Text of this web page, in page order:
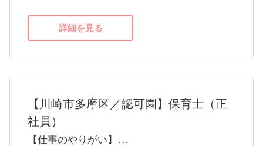
務効率化！
各クラスに1台ずつタブレット端末を配布する
ことで、連絡帳の記入や出欠管理、保育記録
の作成をデジタル化！これにより、手書きの
負担が減り、業務時間を大幅に短縮できまし
た。また、園内での情報共有もスムーズにな
りました。
詳細を見る
【川崎市多摩区／認可園】保育士（正
社員）
【仕事のやりがい】